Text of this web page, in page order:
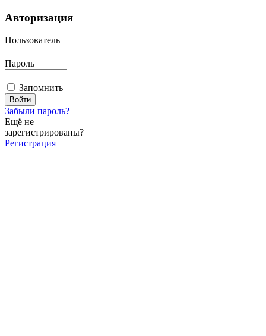
Авторизация
Пользователь
Пароль
Запомнить
Забыли пароль?
Ещё не
зарегистрированы?
Регистрация